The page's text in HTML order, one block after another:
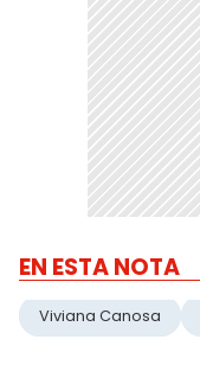
EN ESTA NOTA
Viviana Canosa